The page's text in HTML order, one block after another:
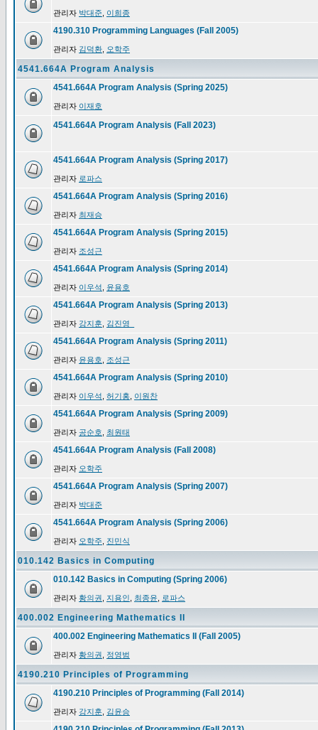
관리자 박대준 이희종
4190.310 Programming Languages (Fall 2005)
관리자 김덕환 오학주
4541.664A Program Analysis
4541.664A Program Analysis (Spring 2025)
관리자 이재호
4541.664A Program Analysis (Fall 2023)
4541.664A Program Analysis (Spring 2017)
관리자 로파스
4541.664A Program Analysis (Spring 2016)
관리자 최재승
4541.664A Program Analysis (Spring 2015)
관리자 조성근
4541.664A Program Analysis (Spring 2014)
관리자 이우석 윤용호
4541.664A Program Analysis (Spring 2013)
관리자 강지훈 김진영_
4541.664A Program Analysis (Spring 2011)
관리자 윤용호 조성근
4541.664A Program Analysis (Spring 2010)
관리자 이우석 허기홍 이원찬
4541.664A Program Analysis (Spring 2009)
관리자 공순호 최원태
4541.664A Program Analysis (Fall 2008)
관리자 오학주
4541.664A Program Analysis (Spring 2007)
관리자 박대준
4541.664A Program Analysis (Spring 2006)
관리자 오학주 진민식
010.142 Basics in Computing
010.142 Basics in Computing (Spring 2006)
관리자 황의권 지용인 최종윤 로파스
400.002 Engineering Mathematics II
400.002 Engineering Mathematics II (Fall 2005)
관리자 황의권 정영범
4190.210 Principles of Programming
4190.210 Principles of Programming (Fall 2014)
관리자 강지훈 김윤승